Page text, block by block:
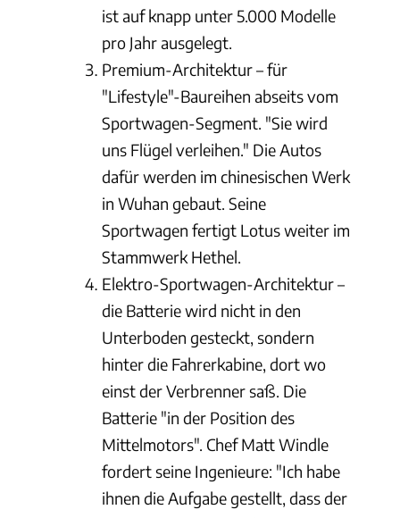
ist auf knapp unter 5.000 Modelle
pro Jahr ausgelegt.
Premium-Architektur – für
"Lifestyle"-Baureihen abseits vom
Sportwagen-Segment. "Sie wird
uns Flügel verleihen." Die Autos
dafür werden im chinesischen Werk
in Wuhan gebaut. Seine
Sportwagen fertigt Lotus weiter im
Stammwerk Hethel.
Elektro-Sportwagen-Architektur –
die Batterie wird nicht in den
Unterboden gesteckt, sondern
hinter die Fahrerkabine, dort wo
einst der Verbrenner saß. Die
Batterie "in der Position des
Mittelmotors". Chef Matt Windle
fordert seine Ingenieure: "Ich habe
ihnen die Aufgabe gestellt, dass der